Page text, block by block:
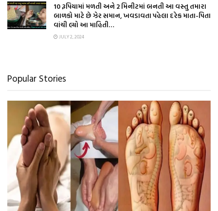
10 રૂપિયામાં મળતી અને 2 મિનીટમાં બનતી આ વસ્તુ તમારા
બાળકો માટે છે ઝેર સમાન, ખવડાવતા પહેલા દરેક માતા-પિતા
વાંચી લ્યો આ માહિતી…
JULY 2, 2024
Popular Stories